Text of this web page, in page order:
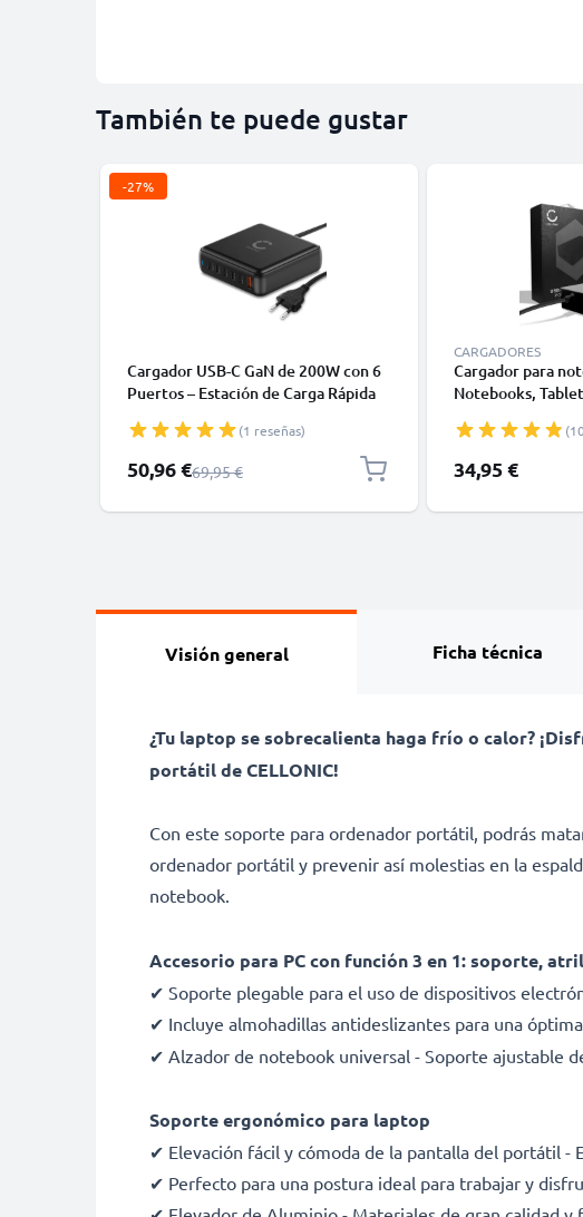
También te puede gustar
-27%
Cargador USB-C GaN de 200W con 6
Puertos – Estación de Carga Rápida
Portátiles, Tablets y Smartphones de
CELLONIC
(1 reseñas)
Precio especial
50,96 €Precio normal
69,95 €
CARGADORES
Cargador para
Notebooks,
Power Delivery |
Carga 2.9m
34,95 €
Visión general Ficha técnica
¿Tu laptop se sobrecalienta haga frío o calor?
portátil de CELLONIC!
Con este soporte para ordenador portátil, podrás
ordenador portátil y prevenir así molestias en la
notebook.
Accesorio para PC con función 3 en 1: soporte,
✔ Soporte plegable para el uso de dispositivos
✔ Incluye almohadillas antideslizantes para una
✔ Alzador de notebook universal - Soporte ajustable
Soporte ergonómico para laptop
✔ Elevación fácil y cómoda de la pantalla del portátil -
✔ Perfecto para una postura ideal para trabajar y